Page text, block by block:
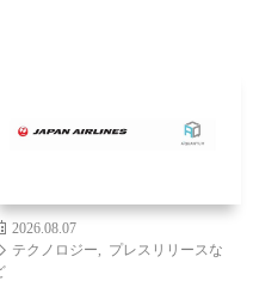
2026.08.07
テクノロジー
プレスリリースな